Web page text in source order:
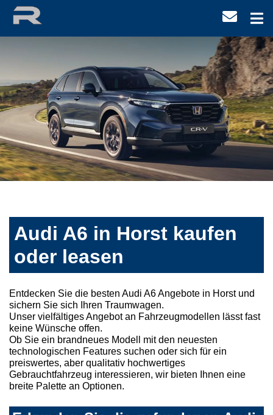
Audi A6 in Horst kaufen
oder leasen
Entdecken Sie die besten Audi A6 Angebote in Horst und
sichern Sie sich Ihren Traumwagen.
Unser vielfältiges Angebot an Fahrzeugmodellen lässt fast
keine Wünsche offen.
Ob Sie ein brandneues Modell mit den neuesten
technologischen Features suchen oder sich für ein
preiswertes, aber qualitativ hochwertiges
Gebrauchtfahrzeug interessieren, wir bieten Ihnen eine
breite Palette an Optionen.